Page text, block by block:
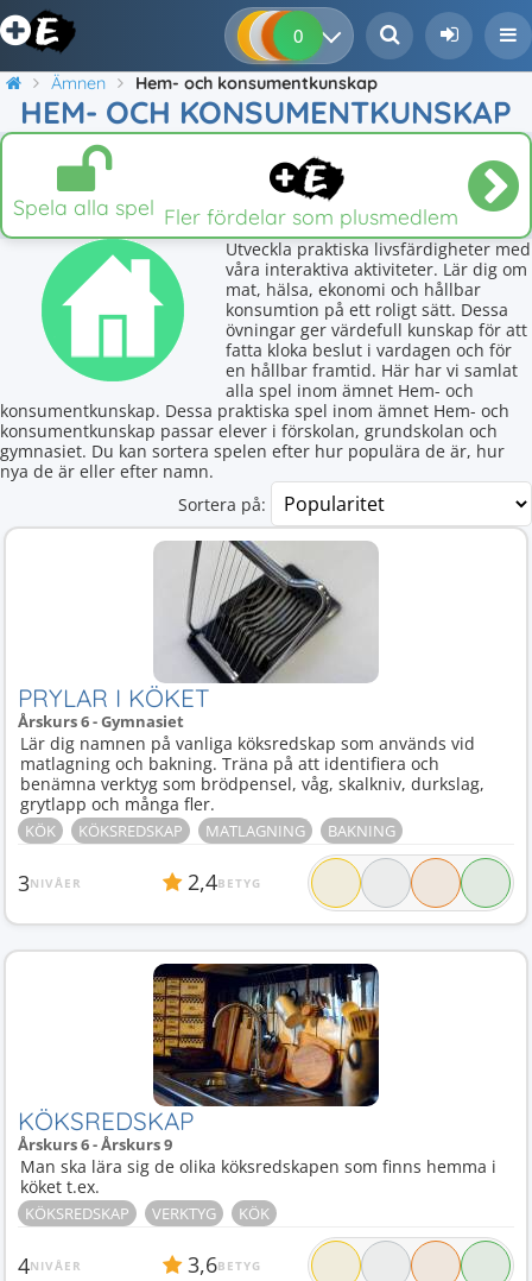
0 0 0
Ämnen Hem- och konsumentkunskap
HEM- OCH KONSUMENTKUNSKAP
Spela alla spel Fler fördelar som plusmedlem
Utveckla praktiska livsfärdigheter med
våra interaktiva aktiviteter. Lär dig om
mat, hälsa, ekonomi och hållbar
konsumtion på ett roligt sätt. Dessa
övningar ger värdefull kunskap för att
fatta kloka beslut i vardagen och för
en hållbar framtid. Här har vi samlat
alla spel inom ämnet Hem- och
konsumentkunskap. Dessa praktiska spel inom ämnet Hem- och
konsumentkunskap passar elever i förskolan, grundskolan och
gymnasiet. Du kan sortera spelen efter hur populära de är, hur
nya de är eller efter namn.
Sortera på:
PRYLAR I KÖKET
Årskurs 6 - Gymnasiet
Lär dig namnen på vanliga köksredskap som används vid
matlagning och bakning. Träna på att identifiera och
benämna verktyg som brödpensel, våg, skalkniv, durkslag,
grytlapp och många fler.
KÖK KÖKSREDSKAP MATLAGNING BAKNING
3NIVÅER 2,4BETYG
KÖKSREDSKAP
Årskurs 6 - Årskurs 9
Man ska lära sig de olika köksredskapen som finns hemma i
köket t.ex.
KÖKSREDSKAP VERKTYG KÖK
4NIVÅER 3,6BETYG